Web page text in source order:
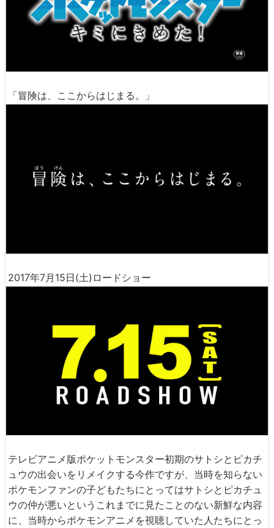
「冒険は、ここからはじまる。」
2017年7月15日(土)ロードショー
テレビアニメ版ポケットモンスター初期のサトシとピカチ
ュウの出会いをリメイクする今作ですが、当時を知らない
ポケモンファンの子どもたちにとってはサトシとピカチュ
ウの仲が悪いというこれまでに見たことのない新鮮な内容
に、当時からポケモンアニメを視聴していた人たちにとっ